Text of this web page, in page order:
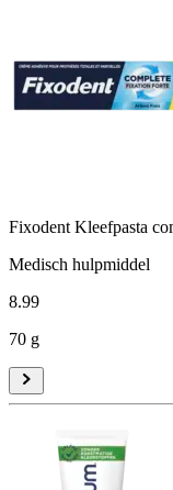
Fixodent Kleefpasta
Medisch hulpmiddel
8.99
70 g